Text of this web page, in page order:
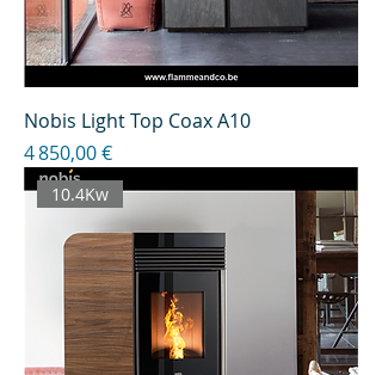
Nobis Light Top Coax A10
Prix
4 850,00 €
10.4Kw